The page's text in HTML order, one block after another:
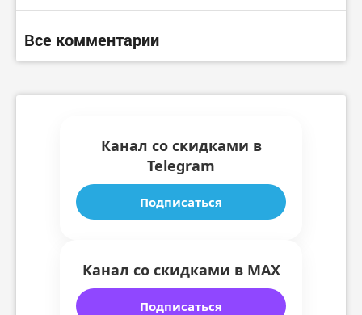
Все комментарии
Канал со скидками в
Telegram
Подписаться
Канал со скидками в MAX
Подписаться